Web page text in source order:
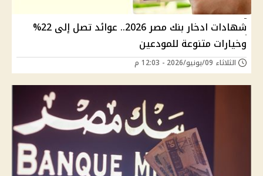
شهادات ادخار بنك مصر 2026.. عوائد تصل إلى 22%
وخيارات متنوعة للمودعين
الثلاثاء 09/يونيو/2026 - 12:03 م